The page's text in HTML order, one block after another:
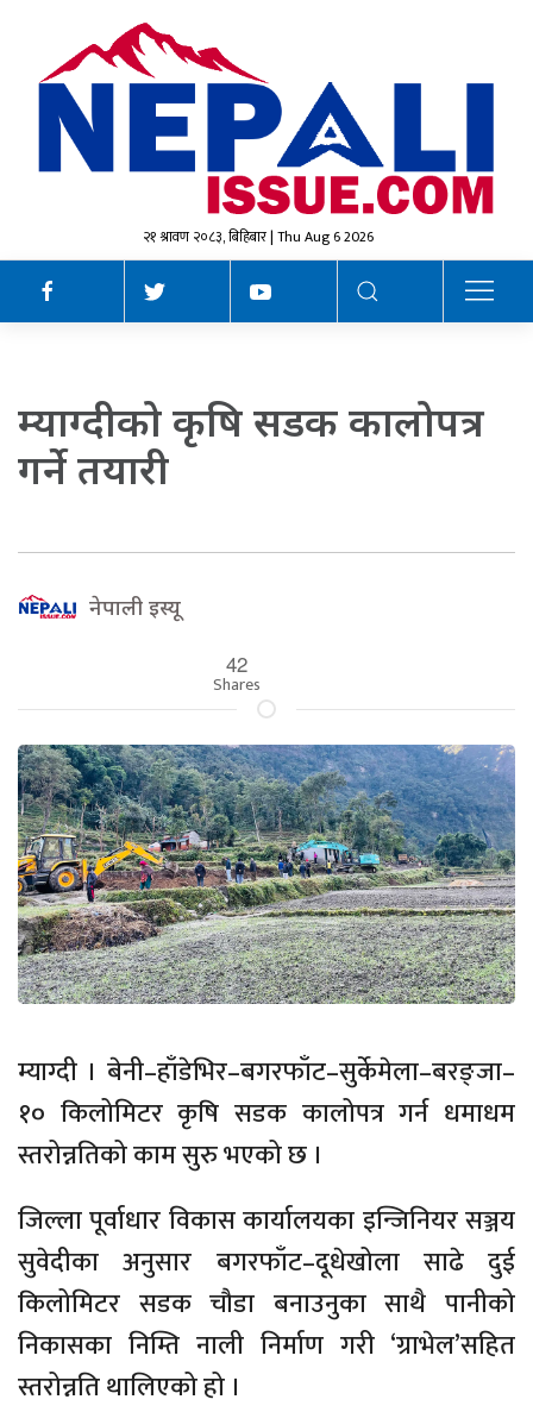
२१ श्रावण २०८३, बिहिबार | Thu Aug 6 2026
म्याग्दीको कृषि सडक कालोपत्र
गर्ने तयारी
नेपाली इस्यू
42
Shares
म्याग्दी । बेनी–हाँडेभिर–बगरफाँट–सुर्केमेला–बरङ्जा–
१० किलोमिटर कृषि सडक कालोपत्र गर्न धमाधम
स्तरोन्नतिको काम सुरु भएको छ ।
जिल्ला पूर्वाधार विकास कार्यालयका इन्जिनियर सञ्जय
सुवेदीका अनुसार बगरफाँट–दूधेखोला साढे दुई
किलोमिटर सडक चौडा बनाउनुका साथै पानीको
निकासका निम्ति नाली निर्माण गरी ‘ग्राभेल’सहित
स्तरोन्नति थालिएको हो ।